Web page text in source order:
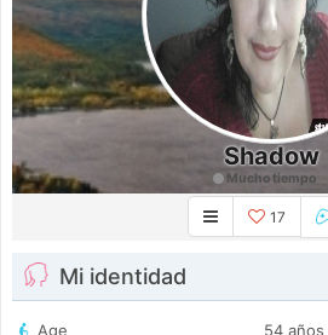
Shadow
Mucho tiempo
17
Mi identidad
Age
54 años